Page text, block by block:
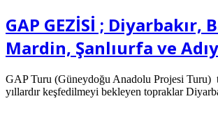
GAP GEZİSİ ; Diyarbakır,
Mardin, Şanlıurfa ve
GAP Turu (Güneydoğu Anadolu Projesi Turu)
yıllardır keşfedilmeyi bekleyen topraklar